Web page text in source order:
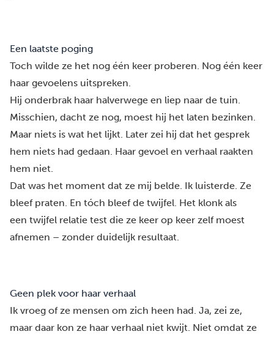
Een laatste poging
Toch wilde ze het nog één keer proberen. Nog één keer
haar gevoelens uitspreken.
Hij onderbrak haar halverwege en liep naar de tuin.
Misschien, dacht ze nog, moest hij het laten bezinken.
Maar niets is wat het lijkt. Later zei hij dat het gesprek
hem niets had gedaan. Haar gevoel en verhaal raakten
hem niet.
Dat was het moment dat ze mij belde. Ik luisterde. Ze
bleef praten. En tóch bleef de twijfel. Het klonk als
een twijfel relatie test die ze keer op keer zelf moest
afnemen – zonder duidelijk resultaat.
Geen plek voor haar verhaal
Ik vroeg of ze mensen om zich heen had. Ja, zei ze,
maar daar kon ze haar verhaal niet kwijt. Niet omdat ze